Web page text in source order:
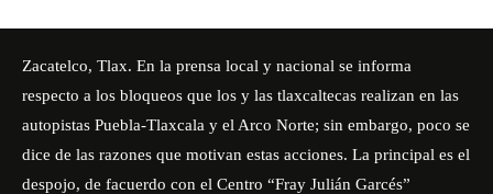
Zacatelco, Tlax. En la prensa local y nacional se informa
respecto a los bloqueos que los y las tlaxcaltecas realizan en las
autopistas Puebla-Tlaxcala y el Arco Norte; sin embargo, poco se
dice de las razones que motivan estas acciones. La principal es el
despojo, de facuerdo con el Centro “Fray Julián Garcés”